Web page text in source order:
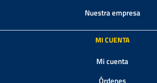
Nuestra empresa
MI CUENTA
Mi cuenta